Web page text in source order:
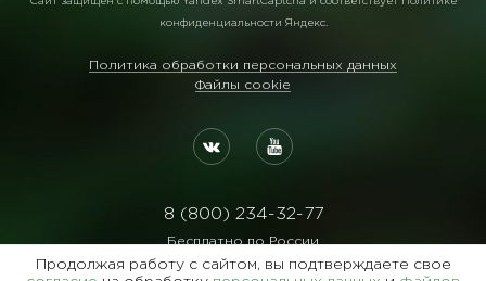
конфиденциальности Яндекс.
Политика обработки персональных данных
Файлы cookie
8 (800) 234-32-77
Бесплатно по России
Реквизиты:
Продолжая работу с сайтом, вы подтверждаете свое